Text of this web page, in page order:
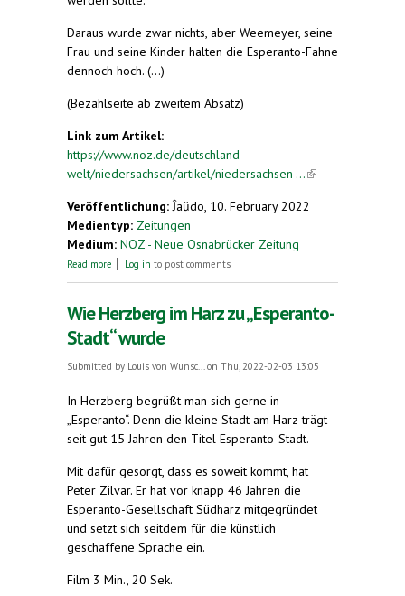
Daraus wurde zwar nichts, aber Weemeyer, seine
Frau und seine Kinder halten die Esperanto-Fahne
dennoch hoch. (...)
(Bezahlseite ab zweitem Absatz)
Link zum Artikel:
https://www.noz.de/deutschland-
welt/niedersachsen/artikel/niedersachsen-...(link is
Veröffentlichung:Ĵaŭdo, 10. February 2022
Medientyp: Zeitungen
Medium: NOZ - Neue Osnabrücker Zeitung
Read more about Dieser Stenograf spricht fließend Esperanto
Log in to post comments
Wie Herzberg im Harz zu „Esperanto-
Stadt“ wurde
Submitted by Louis von Wunsc...on Thu, 2022-02-03 13:05
In Herzberg begrüßt man sich gerne in
„Esperanto“. Denn die kleine Stadt am Harz trägt
seit gut 15 Jahren den Titel Esperanto-Stadt.
Mit dafür gesorgt, dass es soweit kommt, hat
Peter Zilvar. Er hat vor knapp 46 Jahren die
Esperanto-Gesellschaft Südharz mitgegründet
und setzt sich seitdem für die künstlich
geschaffene Sprache ein.
Film 3 Min., 20 Sek.